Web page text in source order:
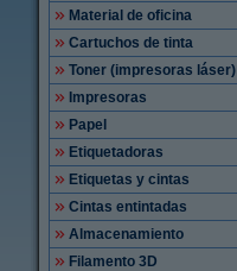
Material de oficina
Cartuchos de tinta
Toner (impresoras láser)
Impresoras
Papel
Etiquetadoras
Etiquetas y cintas
Cintas entintadas
Almacenamiento
Filamento 3D